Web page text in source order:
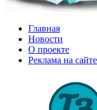
Главная
Новости
О проекте
Реклама на сайте